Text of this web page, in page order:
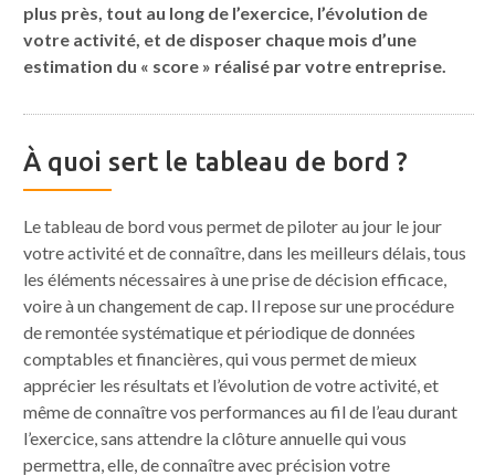
plus près, tout au long de l’exercice, l’évolution de
votre activité, et de disposer chaque mois d’une
estimation du « score » réalisé par votre entreprise.
À quoi sert le tableau de bord ?
Le tableau de bord vous permet de piloter au jour le jour
votre activité et de connaître, dans les meilleurs délais, tous
les éléments nécessaires à une prise de décision efficace,
voire à un changement de cap. Il repose sur une procédure
de remontée systématique et périodique de données
comptables et financières, qui vous permet de mieux
apprécier les résultats et l’évolution de votre activité, et
même de connaître vos performances au fil de l’eau durant
l’exercice, sans attendre la clôture annuelle qui vous
permettra, elle, de connaître avec précision votre